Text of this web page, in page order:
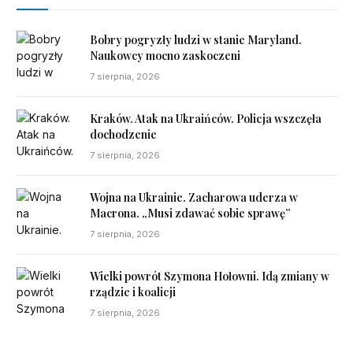
Bobry pogryzły ludzi w stanie Maryland.
Naukowcy mocno zaskoczeni
7 sierpnia, 2026
Kraków. Atak na Ukraińców. Policja wszczęła
dochodzenie
7 sierpnia, 2026
Wojna na Ukrainie. Zacharowa uderza w
Macrona. „Musi zdawać sobie sprawę”
7 sierpnia, 2026
Wielki powrót Szymona Hołowni. Idą zmiany w
rządzie i koalicji
7 sierpnia, 2026